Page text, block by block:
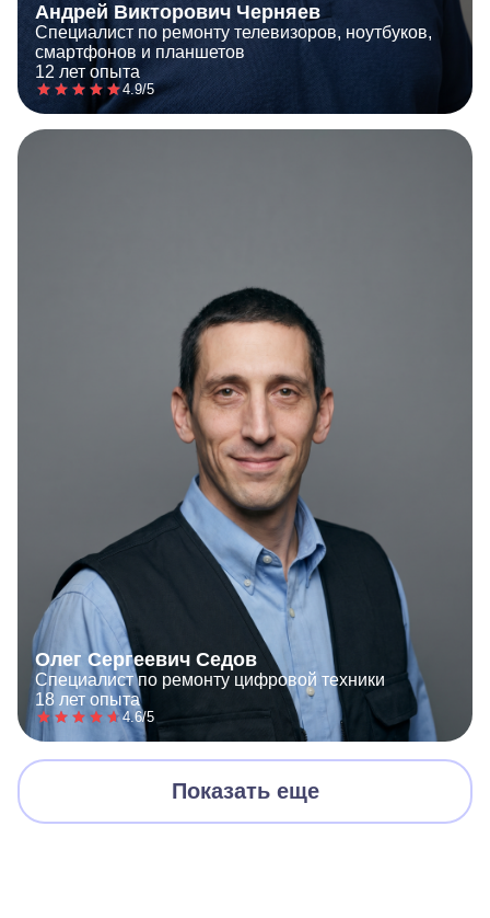
Андрей Викторович Черняев
Специалист по ремонту телевизоров, ноутбуков,
смартфонов и планшетов
12 лет опыта
4.9/5
Олег Сергеевич Седов
Специалист по ремонту цифровой техники
18 лет опыта
4.6/5
Показать еще